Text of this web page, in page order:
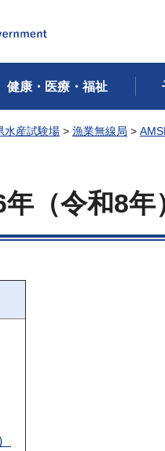
健康・医療・福祉
水産試験場 > 漁業無線局 >
年 （令和8年